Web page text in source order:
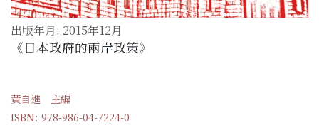
出版年月: 2015年12月
《日本政府的兩岸政策》
黃自進 主編
ISBN: 978-986-04-7224-0